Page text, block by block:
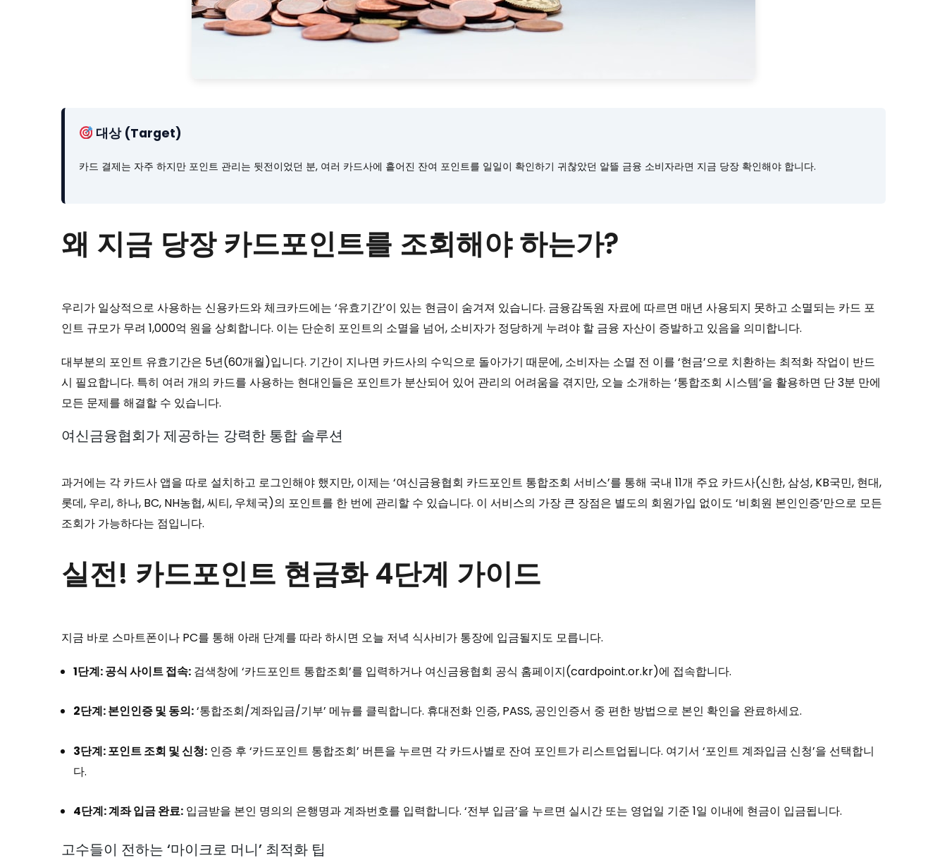
대상 (Target)
카드 결제는 자주 하지만 포인트 관리는 뒷전이었던 분, 여러 카드사에 흩어진 잔여 포인트를 일일이 확인하기 귀찮았던 알뜰 금융 소비자라면 지금 당장 확인해야 합니다.
왜 지금 당장 카드포인트를 조회해야 하는가?
우리가 일상적으로 사용하는 신용카드와 체크카드에는 ‘유효기간’이 있는 현금이 숨겨져 있습니다. 금융감독원 자료에 따르면 매년 사용되지 못하고 소멸되는 카드 포
인트 규모가 무려 1,000억 원을 상회합니다. 이는 단순히 포인트의 소멸을 넘어, 소비자가 정당하게 누려야 할 금융 자산이 증발하고 있음을 의미합니다.
대부분의 포인트 유효기간은 5년(60개월)입니다. 기간이 지나면 카드사의 수익으로 돌아가기 때문에, 소비자는 소멸 전 이를 ‘현금’으로 치환하는 최적화 작업이 반드
시 필요합니다. 특히 여러 개의 카드를 사용하는 현대인들은 포인트가 분산되어 있어 관리의 어려움을 겪지만, 오늘 소개하는 ‘통합조회 시스템’을 활용하면 단 3분 만에
모든 문제를 해결할 수 있습니다.
여신금융협회가 제공하는 강력한 통합 솔루션
과거에는 각 카드사 앱을 따로 설치하고 로그인해야 했지만, 이제는 ‘여신금융협회 카드포인트 통합조회 서비스’를 통해 국내 11개 주요 카드사(신한, 삼성, KB국민, 현대,
롯데, 우리, 하나, BC, NH농협, 씨티, 우체국)의 포인트를 한 번에 관리할 수 있습니다. 이 서비스의 가장 큰 장점은 별도의 회원가입 없이도 ‘비회원 본인인증’만으로 모든
조회가 가능하다는 점입니다.
실전! 카드포인트 현금화 4단계 가이드
지금 바로 스마트폰이나 PC를 통해 아래 단계를 따라 하시면 오늘 저녁 식사비가 통장에 입금될지도 모릅니다.
1단계: 공식 사이트 접속: 검색창에 ‘카드포인트 통합조회’를 입력하거나 여신금융협회 공식 홈페이지(cardpoint.or.kr)에 접속합니다.
2단계: 본인인증 및 동의:‘통합조회/계좌입금/기부’ 메뉴를 클릭합니다. 휴대전화 인증, PASS, 공인인증서 중 편한 방법으로 본인 확인을 완료하세요.
3단계: 포인트 조회 및 신청: 인증 후 ‘카드포인트 통합조회’ 버튼을 누르면 각 카드사별로 잔여 포인트가 리스트업됩니다. 여기서 ‘포인트 계좌입금 신청’을 선택합니
다.
4단계: 계좌 입금 완료: 입금받을 본인 명의의 은행명과 계좌번호를 입력합니다. ‘전부 입금’을 누르면 실시간 또는 영업일 기준 1일 이내에 현금이 입금됩니다.
고수들이 전하는 ‘마이크로 머니’ 최적화 팁